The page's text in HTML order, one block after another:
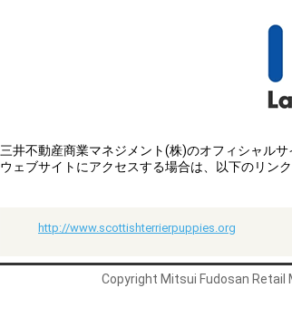
三井不動産商業マネジメント(株)のオフィシャルサ
ウェブサイトにアクセスする場合は、以下のリン
http://www.scottishterrierpuppies.org
Copyright Mitsui Fudosan Retail